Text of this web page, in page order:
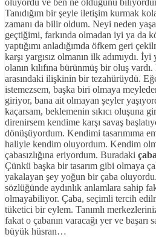
Tanıdığım bir şeyle iletişim kurmak
zamanı da bilir oldum. Neyi neden
geçtiğimi, farkında olmadan iyi ya da
yaptığımı anladığımda öfkem geri
karşı yargısız olmanın ilk adımıydı.
olanın kılıfına bürünmüş bir oluş
arasındaki ilişkinin bir tezahürüydü.
istemezsem, başka biri olmaya
giriyor, bana ait olmayan şeyler
kaçarsam, beklemenin sıkıcı oluşuna
direnirsem kendime karşı savaş
dönüşüyordum. Kendimi tasarımıma
haliyle kendim oluyordum. Kendim
çabasızlığına eriyordum. Buradaki
Çünkü başka bir tasarım gibi olmaya
yakalayan şey yoğun bir çaba
sözlüğünde aydınlık anlamlara sahip
olmayabiliyor. Çaba, seçimli tercih
tüketici bir eylem. Tanımlı
fakat o çabanın varacağı yer ve başarı
büyük hüsran…